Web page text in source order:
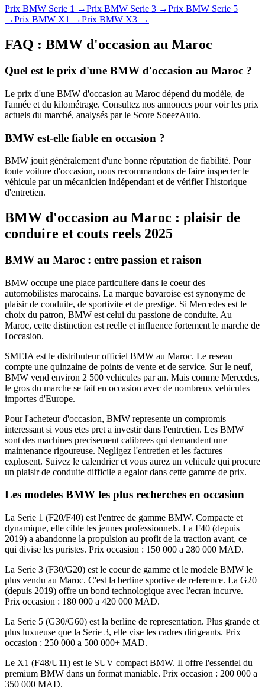
Prix BMW Serie 1 →Prix BMW Serie 3 →Prix BMW Serie 5
→Prix BMW X1 →Prix BMW X3 →
FAQ : BMW d'occasion au Maroc
Quel est le prix d'une BMW d'occasion au Maroc ?
Le prix d'une BMW d'occasion au Maroc dépend du modèle, de
l'année et du kilométrage. Consultez nos annonces pour voir les prix
actuels du marché, analysés par le Score SoeezAuto.
BMW est-elle fiable en occasion ?
BMW jouit généralement d'une bonne réputation de fiabilité. Pour
toute voiture d'occasion, nous recommandons de faire inspecter le
véhicule par un mécanicien indépendant et de vérifier l'historique
d'entretien.
BMW d'occasion au Maroc : plaisir de
conduire et couts reels 2025
BMW au Maroc : entre passion et raison
BMW occupe une place particuliere dans le coeur des
automobilistes marocains. La marque bavaroise est synonyme de
plaisir de conduite, de sportivite et de prestige. Si Mercedes est le
choix du patron, BMW est celui du passione de conduite. Au
Maroc, cette distinction est reelle et influence fortement le marche de
l'occasion.
SMEIA est le distributeur officiel BMW au Maroc. Le reseau
compte une quinzaine de points de vente et de service. Sur le neuf,
BMW vend environ 2 500 vehicules par an. Mais comme Mercedes,
le gros du marche se fait en occasion avec de nombreux vehicules
importes d'Europe.
Pour l'acheteur d'occasion, BMW represente un compromis
interessant si vous etes pret a investir dans l'entretien. Les BMW
sont des machines precisement calibrees qui demandent une
maintenance rigoureuse. Negligez l'entretien et les factures
explosent. Suivez le calendrier et vous aurez un vehicule qui procure
un plaisir de conduite difficile a egalor dans cette gamme de prix.
Les modeles BMW les plus recherches en occasion
La Serie 1 (F20/F40) est l'entree de gamme BMW. Compacte et
dynamique, elle cible les jeunes professionnels. La F40 (depuis
2019) a abandonne la propulsion au profit de la traction avant, ce
qui divise les puristes. Prix occasion : 150 000 a 280 000 MAD.
La Serie 3 (F30/G20) est le coeur de gamme et le modele BMW le
plus vendu au Maroc. C'est la berline sportive de reference. La G20
(depuis 2019) offre un bond technologique avec l'ecran incurve.
Prix occasion : 180 000 a 420 000 MAD.
La Serie 5 (G30/G60) est la berline de representation. Plus grande et
plus luxueuse que la Serie 3, elle vise les cadres dirigeants. Prix
occasion : 250 000 a 500 000+ MAD.
Le X1 (F48/U11) est le SUV compact BMW. Il offre l'essentiel du
premium BMW dans un format maniable. Prix occasion : 200 000 a
350 000 MAD.